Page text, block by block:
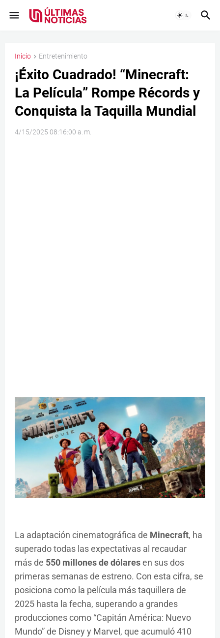
Inicio Entretenimiento
¡Éxito Cuadrado! “Minecraft:
La Película” Rompe Récords y
Conquista la Taquilla Mundial
4/15/2025 08:16:00 a. m.
La adaptación cinematográfica de Minecraft, ha
superado todas las expectativas al recaudar
más de 550 millones de dólaresen sus dos
primeras semanas de estreno. Con esta cifra, se
posiciona como la película más taquillera de
2025 hasta la fecha, superando a grandes
producciones como “Capitán América: Nuevo
Mundo” de Disney y Marvel, que acumuló 410